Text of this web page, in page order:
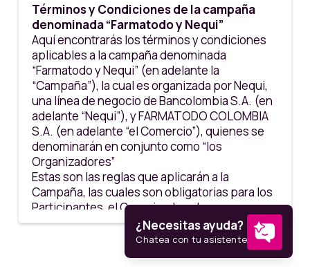
Términos y Condiciones de la campaña
denominada “Farmatodo y Nequi”
Aquí encontrarás los términos y condiciones
aplicables a la campaña denominada
“Farmatodo y Nequi” (en adelante la
“Campaña”), la cual es organizada por Nequi,
una línea de negocio de Bancolombia S.A. (en
adelante “Nequi”), y FARMATODO COLOMBIA
S.A. (en adelante “el Comercio”), quienes se
denominarán en conjunto como “los
Organizadores”
Estas son las reglas que aplicarán a la
Campaña, las cuales son obligatorias para los
Participantes, el Organizador y los
Participantes ganadores. Cuando una
persona decide participar, se entiende que lo
hace voluntariamente, y que conoce y acepta